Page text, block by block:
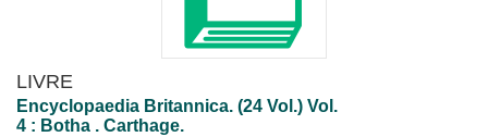
LIVRE
Encyclopaedia Britannica. (24 Vol.) Vol.
4 : Botha . Carthage.